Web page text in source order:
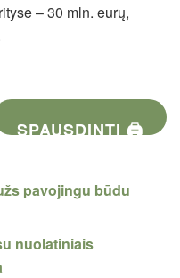
– 30 mln. eurų,
SPAUSDINTI 🖨
pavojingu būdu
nuolatiniais